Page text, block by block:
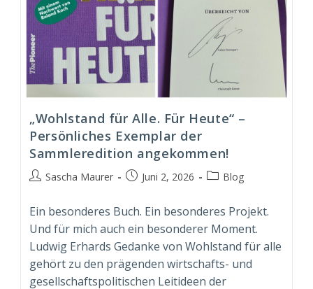
„Wohlstand für Alle. Für Heute“ –
Persönliches Exemplar der
Sammleredition angekommen!
Beitrags-
Sascha Maurer
BeitragJuni 2, 2026
Beitrags-
Blog
Ein besonderes Buch. Ein besonderes Projekt.
Und für mich auch ein besonderer Moment.
Ludwig Erhards Gedanke von Wohlstand für alle
gehört zu den prägenden wirtschafts- und
gesellschaftspolitischen Leitideen der